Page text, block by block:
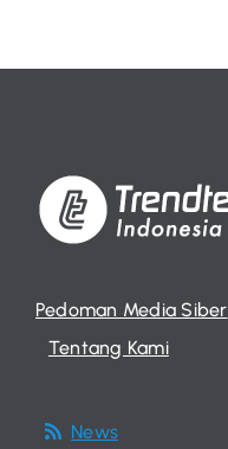
Pedoman Media Siber
Tentang Kami
News